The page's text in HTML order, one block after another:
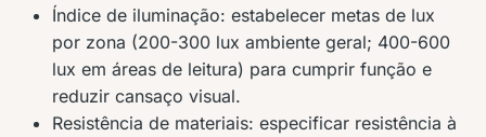
Índice de iluminação: estabelecer metas de lux
por zona (200-300 lux ambiente geral; 400-600
lux em áreas de leitura) para cumprir função e
reduzir cansaço visual.
Resistência de materiais: especificar resistência à